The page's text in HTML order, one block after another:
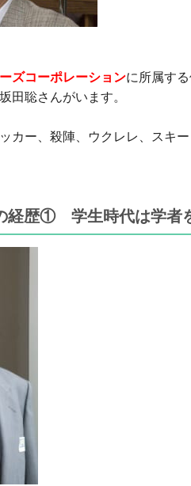
ズコーポレーションに所属す
田聡さんがいます。
カー、殺陣、ウクレレ、スキ
経歴① 学生時代は学者